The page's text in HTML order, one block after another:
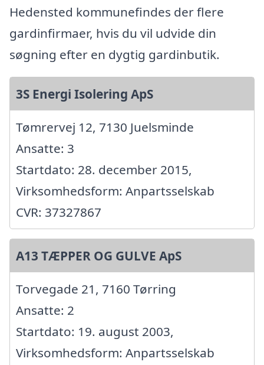
Hedensted kommunefindes der flere
gardinfirmaer, hvis du vil udvide din
søgning efter en dygtig gardinbutik.
3S Energi Isolering ApS
Tømrervej 12, 7130 Juelsminde
Ansatte: 3
Startdato: 28. december 2015,
Virksomhedsform: Anpartsselskab
CVR: 37327867
A13 TÆPPER OG GULVE ApS
Torvegade 21, 7160 Tørring
Ansatte: 2
Startdato: 19. august 2003,
Virksomhedsform: Anpartsselskab